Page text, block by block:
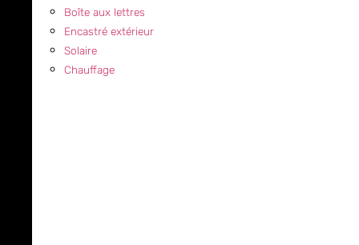
Boîte aux lettres
Encastré extérieur
Solaire
Chauffage